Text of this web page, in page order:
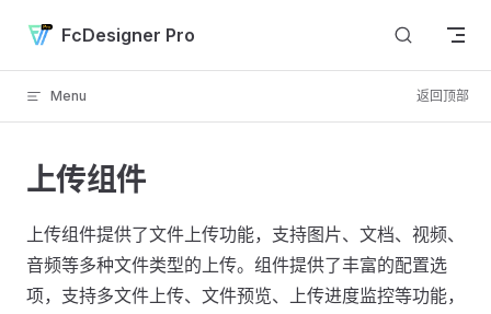
Skip to content
FcDesigner Pro
Menu 返回顶部
上传组件
上传组件提供了文件上传功能，支持图片、文档、视频、
音频等多种文件类型的上传。组件提供了丰富的配置选
项，支持多文件上传、文件预览、上传进度监控等功能，